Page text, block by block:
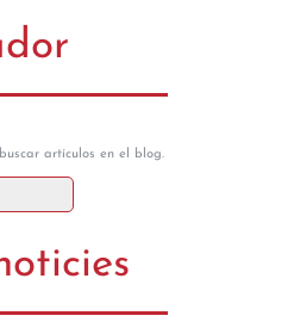
artículos en el blog.